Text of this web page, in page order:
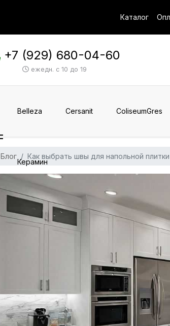
Каталог
+7 (929) 680-04-60
ежедн. с 10 до 19
Belleza Cersanit ColiseumGres
Керамин
Блог Как выбрать швы для напольной